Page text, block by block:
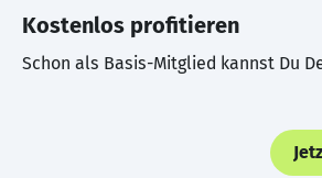
Kostenlos profitieren
Schon als Basis-Mitglied kannst Du